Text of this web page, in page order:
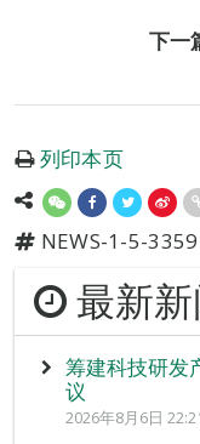
下一
列印本页
NEWS-1-5-
最新
筹建科技研发
议
2026年8月6日